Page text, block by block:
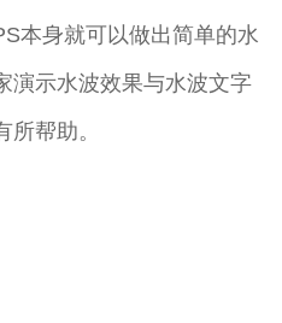
本身就可以做出简单的水
演示水波效果与水波文字
帮助。